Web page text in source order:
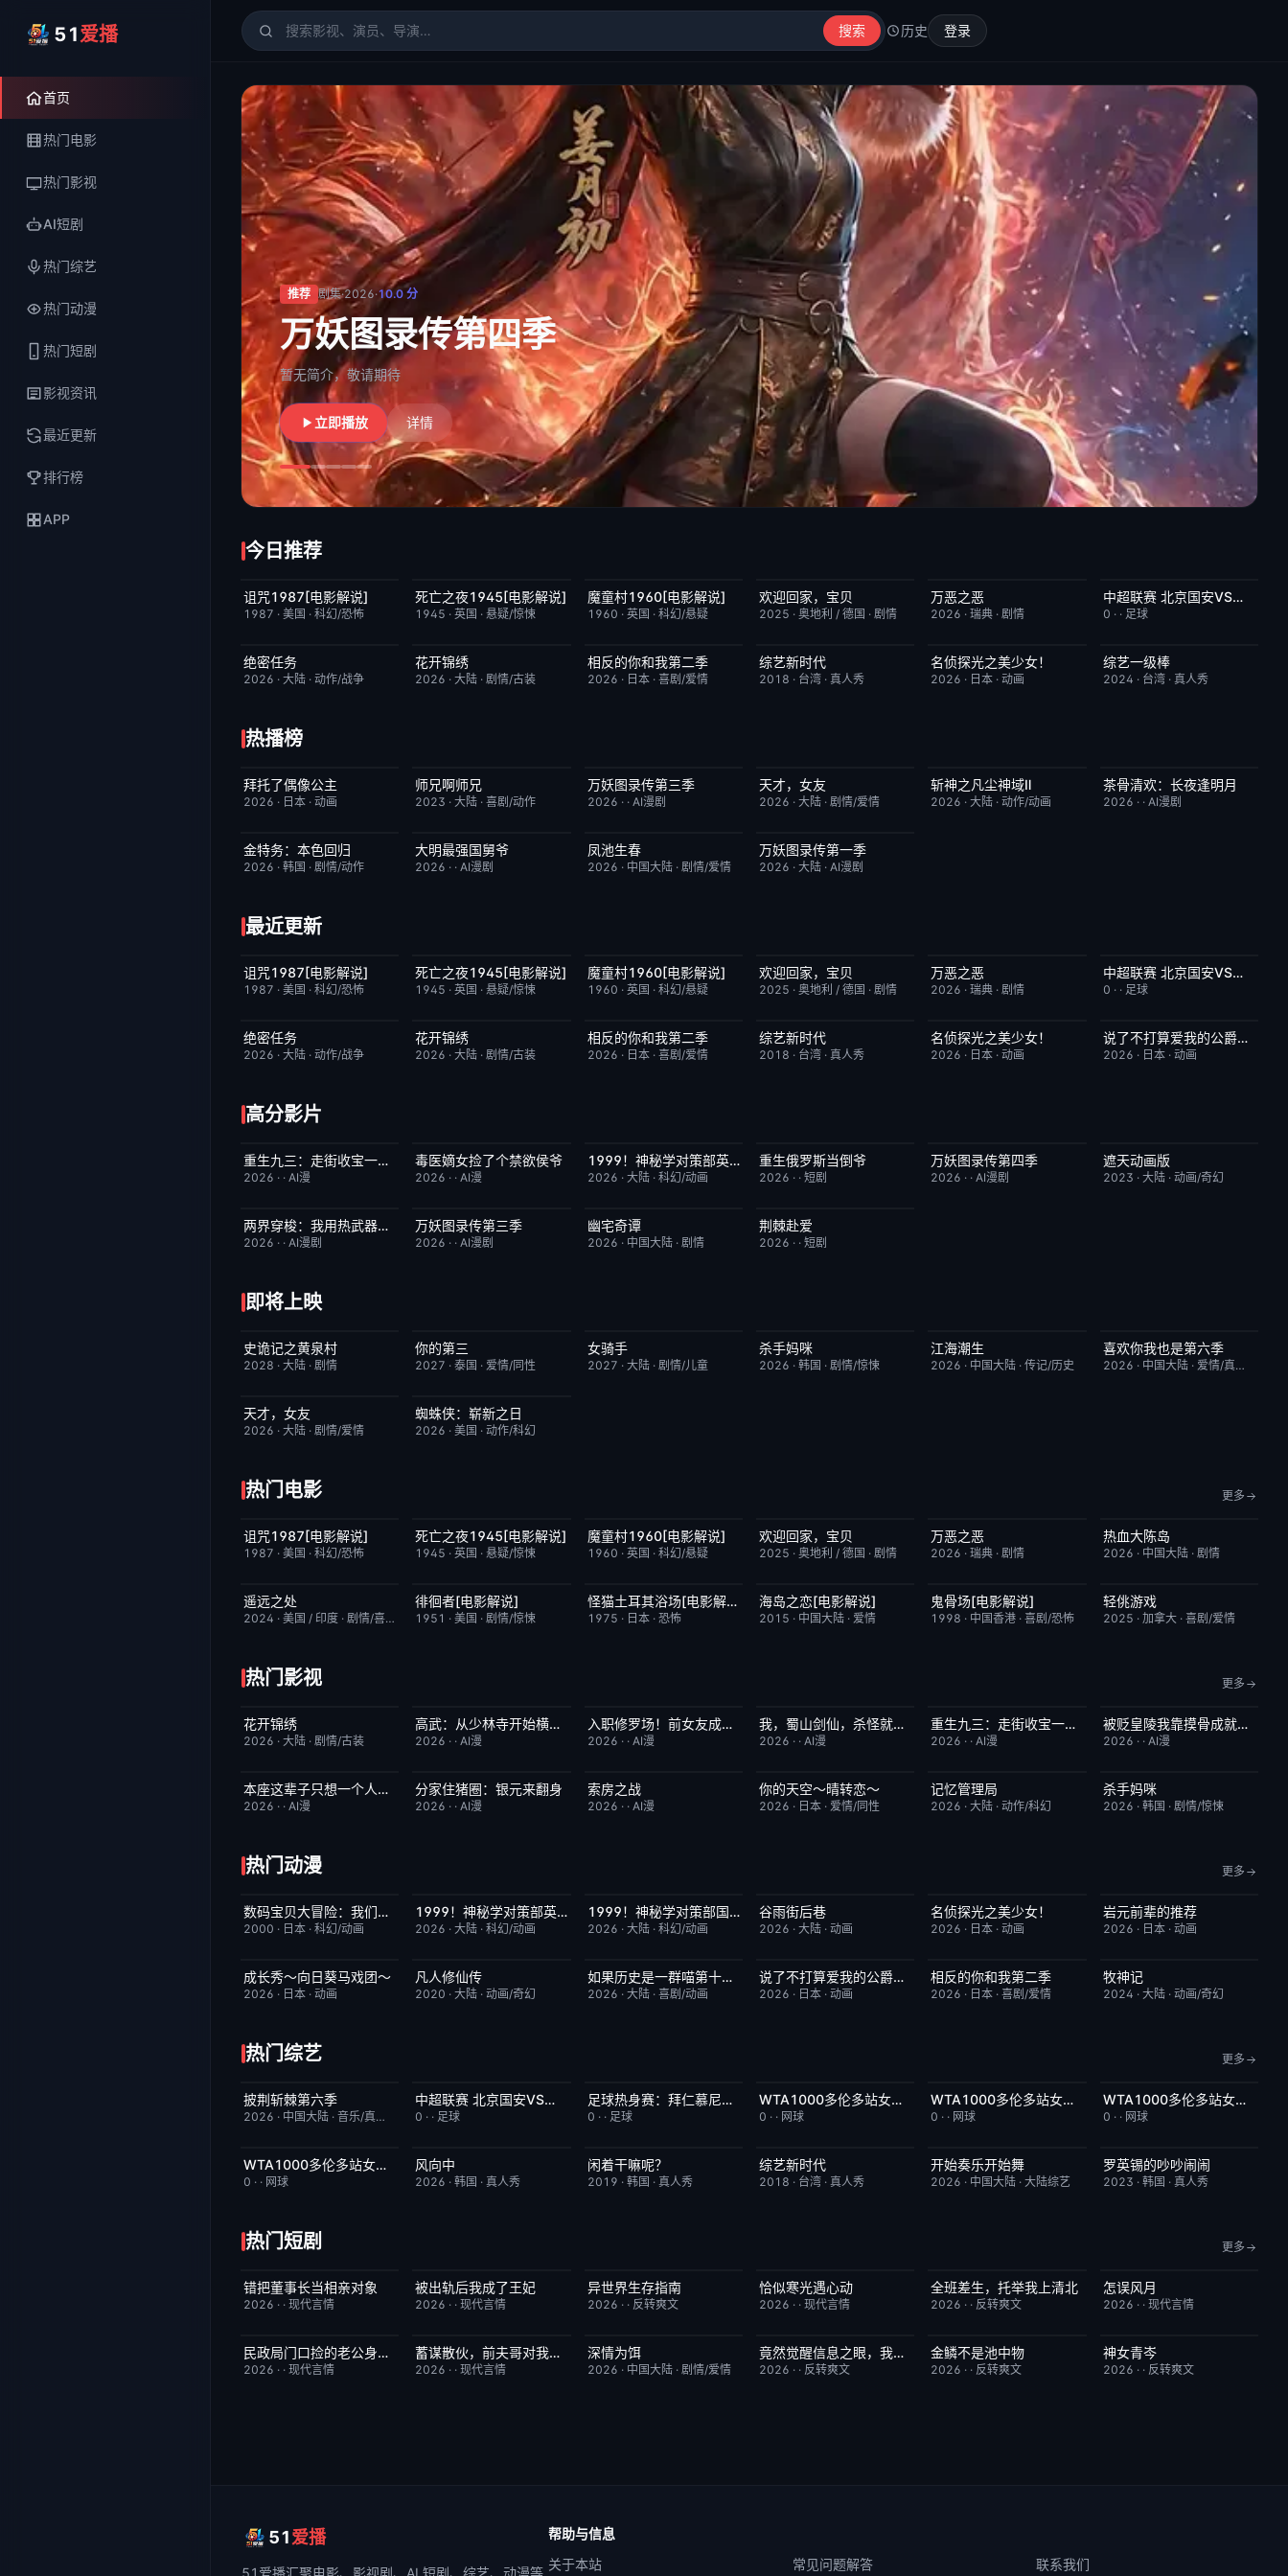
51爱播
首页
热门电影
热门影视
AI短剧
热门综艺
热门动漫
热门短剧
影视资讯
最近更新
排行榜
APP
搜索 历史 登录
51爱播 - 电影、电视剧、动漫、综艺、短剧高清在线观看
推荐 剧集·2026·10.0 分
万妖图录传第三季
暂无简介，敬请期待
立即播放 详情
今日推荐
已完结
诅咒1987[电影解说]
1987 · 美国 · 科幻/恐怖
已完结 8.7
死亡之夜1945[电影解说]
1945 ·英国 ·悬疑/惊悚
已完结 7.2
魔童村1960[电影解说]
1960 · 英国 · 科幻/悬疑
今日更新
欢迎回家，宝贝
2025 · 奥地利 / 德国 · 剧情
今日更新
万恶之恶
2026 ·瑞典 ·剧情
已完结 5.0
中超联赛 北京国安VS深圳新鹏城20260807
0 · · 足球
今日更新
绝密任务
2026 · 大陆 · 动作/战争
更新至第4集
花开锦绣
2026 ·大陆 ·剧情/古装
更新至第06集 10.0
相反的你和我第二季
2026 · 日本· 喜剧/爱情
本周更新
综艺新时代
2018 · 台湾· 真人秀
更新至第28集
名侦探光之美少女！
2026 · 日本 ·动画
昨日更新
综艺一级棒
2024 · 台湾· 真人秀
热播榜
更新至第19集
拜托了偶像公主
2026 · 日本 · 动画
更新至第153集
师兄啊师兄
2023 ·大陆 ·喜剧/动作
完结
万妖图录传第三季
2026 · · AI漫剧
更新至第20集
天才，女友
2026 · 大陆· 剧情/爱情
更新至第09集
斩神之凡尘神域Ⅱ
2026 ·大陆 ·动作/动画
完结 10.0
茶骨清欢：长夜逢明月
2026 · · AI漫剧
已完结
金特务：本色回归
2026 · 韩国 · 剧情/动作
完结
大明最强国舅爷
2026 · ·AI漫剧
已完结
凤池生春
2026 · 中国大陆· 剧情/爱情
完结
万妖图录传第一季
2026 · 大陆· AI漫剧
最近更新
已完结
诅咒1987[电影解说]
1987 · 美国 · 科幻/恐怖
已完结 8.7
死亡之夜1945[电影解说]
1945 ·英国 ·悬疑/惊悚
已完结 7.2
魔童村1960[电影解说]
1960 · 英国 · 科幻/悬疑
今日更新
欢迎回家，宝贝
2025 · 奥地利 / 德国 · 剧情
今日更新
万恶之恶
2026 ·瑞典 ·剧情
已完结 5.0
中超联赛 北京国安VS深圳新鹏城20260807
0 · · 足球
今日更新
绝密任务
2026 · 大陆 · 动作/战争
更新至第4集
花开锦绣
2026 ·大陆 ·剧情/古装
更新至第06集 10.0
相反的你和我第二季
2026 · 日本· 喜剧/爱情
本周更新
综艺新时代
2018 · 台湾· 真人秀
更新至第28集
名侦探光之美少女！
2026 · 日本 ·动画
更新至第06集 3.0说了不打算爱我的公爵继承人，不知为何对我宠爱有加
2026 · 日本· 动画
高分影片
完结 10.0重生九三：走街收宝一路狂飙
2026 · · AI漫
完结 10.0
毒医嫡女捡了个禁欲侯爷
2026 · ·AI漫
更新至第3集 10.01999！神秘学对策部英语
2026 · 大陆· 科幻/动画
完结
重生俄罗斯当倒爷
2026 · · 短剧
完结
万妖图录传第四季
2026 · ·AI漫剧
更新至第174集
遮天动画版
2023 · 大陆· 动画/奇幻
完结 10.0两界穿梭：我用热武器物理横推修真界
2026 · · AI漫剧
完结
万妖图录传第三季
2026 · ·AI漫剧
已完结
幽宅奇谭
2026 · 中国大陆· 剧情
完结
荆棘赴爱
2026 · · 短剧
即将上映
6月23日更新
史诡记之黄泉村
2028 · 大陆 · 剧情
更新至第02集
你的第三
2027 ·泰国 · 爱情/同性
7月15日更新
女骑手
2027 · 大陆· 剧情/儿童
更新至第04集
杀手妈咪
2026 · 韩国 · 剧情/惊悚
更新至第28集
江海潮生
2026 · 中国大陆 ·传记/历史
今日更新
喜欢你我也是第六季
2026 · 中国大陆· 爱情/真人秀
更新至第20集
天才，女友
2026 · 大陆 · 剧情/爱情
TC中字
蜘蛛侠：崭新之日
2026 ·美国 ·动作/科幻
热门电影 更多
已完结
诅咒1987[电影解说]
1987 · 美国 · 科幻/恐怖
已完结 8.7
死亡之夜1945[电影解说]
1945 ·英国 ·悬疑/惊悚
已完结 7.2
魔童村1960[电影解说]
1960 · 英国 · 科幻/悬疑
今日更新
欢迎回家，宝贝
2025 · 奥地利 / 德国 · 剧情
今日更新
万恶之恶
2026 ·瑞典 ·剧情
今日更新
热血大陈岛
2026 · 中国大陆· 剧情
昨日更新
遥远之处
2024 · 美国 / 印度 · 剧情/喜剧
已完结
徘徊者[电影解说]
1951 ·美国 ·剧情/惊悚
已完结 5.9怪猫土耳其浴场[电影解说]
1975 · 日本· 恐怖
已完结
海岛之恋[电影解说]
2015 · 中国大陆· 爱情
已完结
鬼骨场[电影解说]
1998 · 中国香港 ·喜剧/恐怖
本周更新
轻佻游戏
2025 · 加拿大· 喜剧/爱情
热门影视 更多
更新至第4集
花开锦绣
2026 · 大陆 · 剧情/古装
完结 2.0高武：从少林寺开始横扫一切
2026 · ·AI漫
完结 1.0入职修罗场！前女友成了我上司
2026 · · AI漫
完结 2.0我，蜀山剑仙，杀怪就变强
2026 · · AI漫
完结 10.0重生九三：走街收宝一路狂飙
2026 · ·AI漫
完结 1.0被贬皇陵我靠摸骨成就无敌路
2026 · · AI漫
完结 7.0本座这辈子只想一个人清净
2026 · · AI漫
完结 9.0
分家住猪圈：银元来翻身
2026 · ·AI漫
完结
索房之战
2026 · · AI漫
更新至第02集
你的天空～晴转恋～
2026 · 日本· 爱情/同性
更新至第4集
记忆管理局
2026 ·大陆 ·动作/科幻
更新至第04集
杀手妈咪
2026 · 韩国 · 剧情/惊悚
热门动漫 更多
昨日更新 8.9数码宝贝大冒险：我们的战争游戏！
2000 · 日本 · 科幻/动画
更新至第3集 10.01999！神秘学对策部英语
2026 ·大陆 ·科幻/动画
更新至第3集 2.0 1999！神秘学对策部国语
2026 · 大陆· 科幻/动画
更新至第4集
谷雨街后巷
2026 · 大陆· 动画
更新至第28集
名侦探光之美少女！
2026 · 日本 ·动画
更新至第6集
岩元前辈的推荐
2026 · 日本· 动画
更新至第06集 7.0
成长秀～向日葵马戏团～
2026 · 日本 · 动画
更新至第186集
凡人修仙传
2020 ·大陆 ·动画/奇幻
更新至第06集 2.0如果历史是一群喵第十三季
2026 · 大陆· 喜剧/动画
更新至第06集 3.0说了不打算爱我的公爵继承人，不知为何对我宠爱有加
2026 · 日本· 动画
更新至第06集 10.0
相反的你和我第二季
2026 · 日本 ·喜剧/爱情
更新至第95集
牧神记
2024 · 大陆· 动画/奇幻
热门综艺 更多
今日更新
披荆斩棘第六季
2026 · 中国大陆 · 音乐/真人秀
已完结 5.0
中超联赛 北京国安VS深圳新鹏城20260807
0 · · 足球
今日更新 5.0足球热身赛：拜仁慕尼黑VS阿斯顿维拉20260807
0 · · 足球
今日更新 7.0
WTA1000多伦多站女单第三轮：斯维托丽娜VS波塔波娃
0 · · 网球
今日更新 5.0
WTA1000多伦多站女单第三轮：萨巴伦卡VS张帅
0 · · 网球
今日更新 2.0
WTA1000多伦多站女单第三轮：佩古拉VS拉克西莫娃
0 · · 网球
今日更新 2.0
WTA1000多伦多站女单第三轮：格鲁比奇VS斯瓦泰克
0 · · 网球
更新至第02集
风向中
2026 ·韩国 ·真人秀
昨日更新
闲着干嘛呢？
2019 · 韩国 · 真人秀
本周更新
综艺新时代
2018 · 台湾· 真人秀
更新至第3期
开始奏乐开始舞
2026 · 中国大陆 ·大陆综艺
昨日更新
罗英锡的吵吵闹闹
2023 · 韩国 · 真人秀
热门短剧 更多
已完结 9.0
错把董事长当相亲对象
2026 · · 现代言情
已完结
被出轨后我成了王妃
2026 · ·现代言情
已完结
异世界生存指南
2026 · · 反转爽文
已完结
恰似寒光遇心动
2026 · · 现代言情
已完结 3.0
全班差生，托举我上清北
2026 · · 反转爽文
已完结
怎误风月
2026 · · 现代言情
已完结 6.0民政局门口捡的老公身份藏不住了
2026 · · 现代言情
已完结 5.0蓄谋散伙，前夫哥对我怦然心动
2026 · ·现代言情
更新至第6集
深情为饵
2026 · 中国大陆· 剧情/爱情
已完结 1.0竟然觉醒信息之眼，我转身进入反派大营
2026 · · 反转爽文
已完结
金鳞不是池中物
2026 · · 反转爽文
已完结
神女青岑
2026 · · 反转爽文
51爱播
51爱播汇聚电影、影视剧、AI 短剧、综艺、动漫等
帮助与信息
关于本站
常见问题解答 联系我们